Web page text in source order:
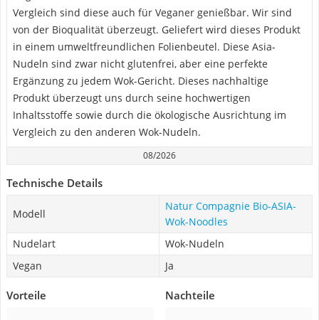
Vergleich sind diese auch für Veganer genießbar. Wir sind
von der Bioqualität überzeugt. Geliefert wird dieses Produkt
in einem umweltfreundlichen Folienbeutel. Diese Asia-
Nudeln sind zwar nicht glutenfrei, aber eine perfekte
Ergänzung zu jedem Wok-Gericht. Dieses nachhaltige
Produkt überzeugt uns durch seine hochwertigen
Inhaltsstoffe sowie durch die ökologische Ausrichtung im
Vergleich zu den anderen Wok-Nudeln.
08/2026
Technische Details
Modell
Natur Compagnie Bio-ASIA-
Wok-Noodles
Nudelart
Wok-Nudeln
Vegan
Ja
Vorteile Nachteile